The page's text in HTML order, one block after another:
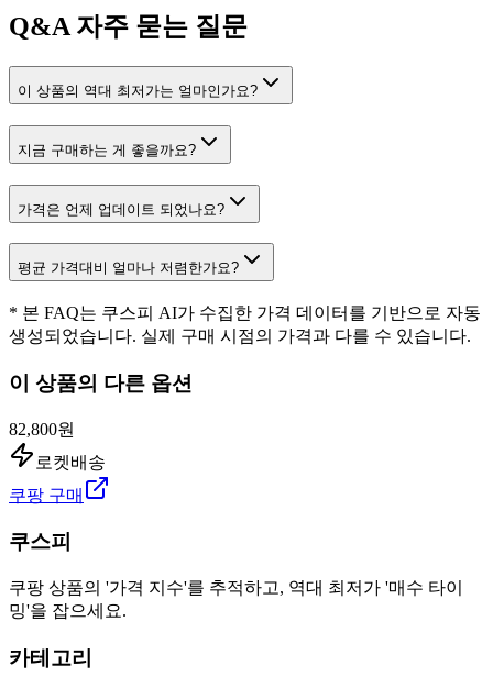
Q&A자주 묻는 질문
이 상품의 역대 최저가는 얼마인가요?
지금 구매하는 게 좋을까요?
가격은 언제 업데이트 되었나요?
평균 가격대비 얼마나 저렴한가요?
* 본 FAQ는 쿠스피 AI가 수집한 가격 데이터를 기반으로 자동
생성되었습니다. 실제 구매 시점의 가격과 다를 수 있습니다.
이 상품의 다른 옵션
82,800원
로켓배송
쿠팡 구매
쿠스피
쿠팡 상품의 '가격 지수'를 추적하고, 역대 최저가 '매수 타이
밍'을 잡으세요.
카테고리